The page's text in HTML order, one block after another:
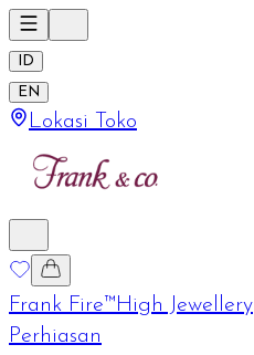
ID
EN
Lokasi Toko
Frank Fire™High Jewellery
Perhiasan